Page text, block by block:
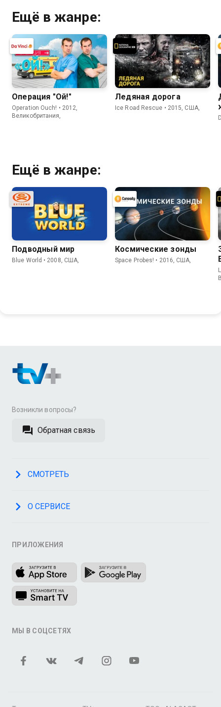
Ещё в жанре:
Операция "Ой!"
Operation Ouch! • 2012,
Великобритания,
Ледяная дорога
Ice Road Rescue • 2015, США,
Ещё в жанре:
Подводный мир
Blue World • 2008, США,
Космические зонды
Space Probes! • 2016, США,
Возникли вопросы?
Обратная связь
СМОТРЕТЬ
О СЕРВИСЕ
ПРИЛОЖЕНИЯ
МЫ В СОЦСЕТЯХ